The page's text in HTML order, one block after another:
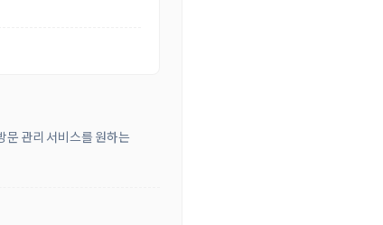
문 관리 서비스를 원하는